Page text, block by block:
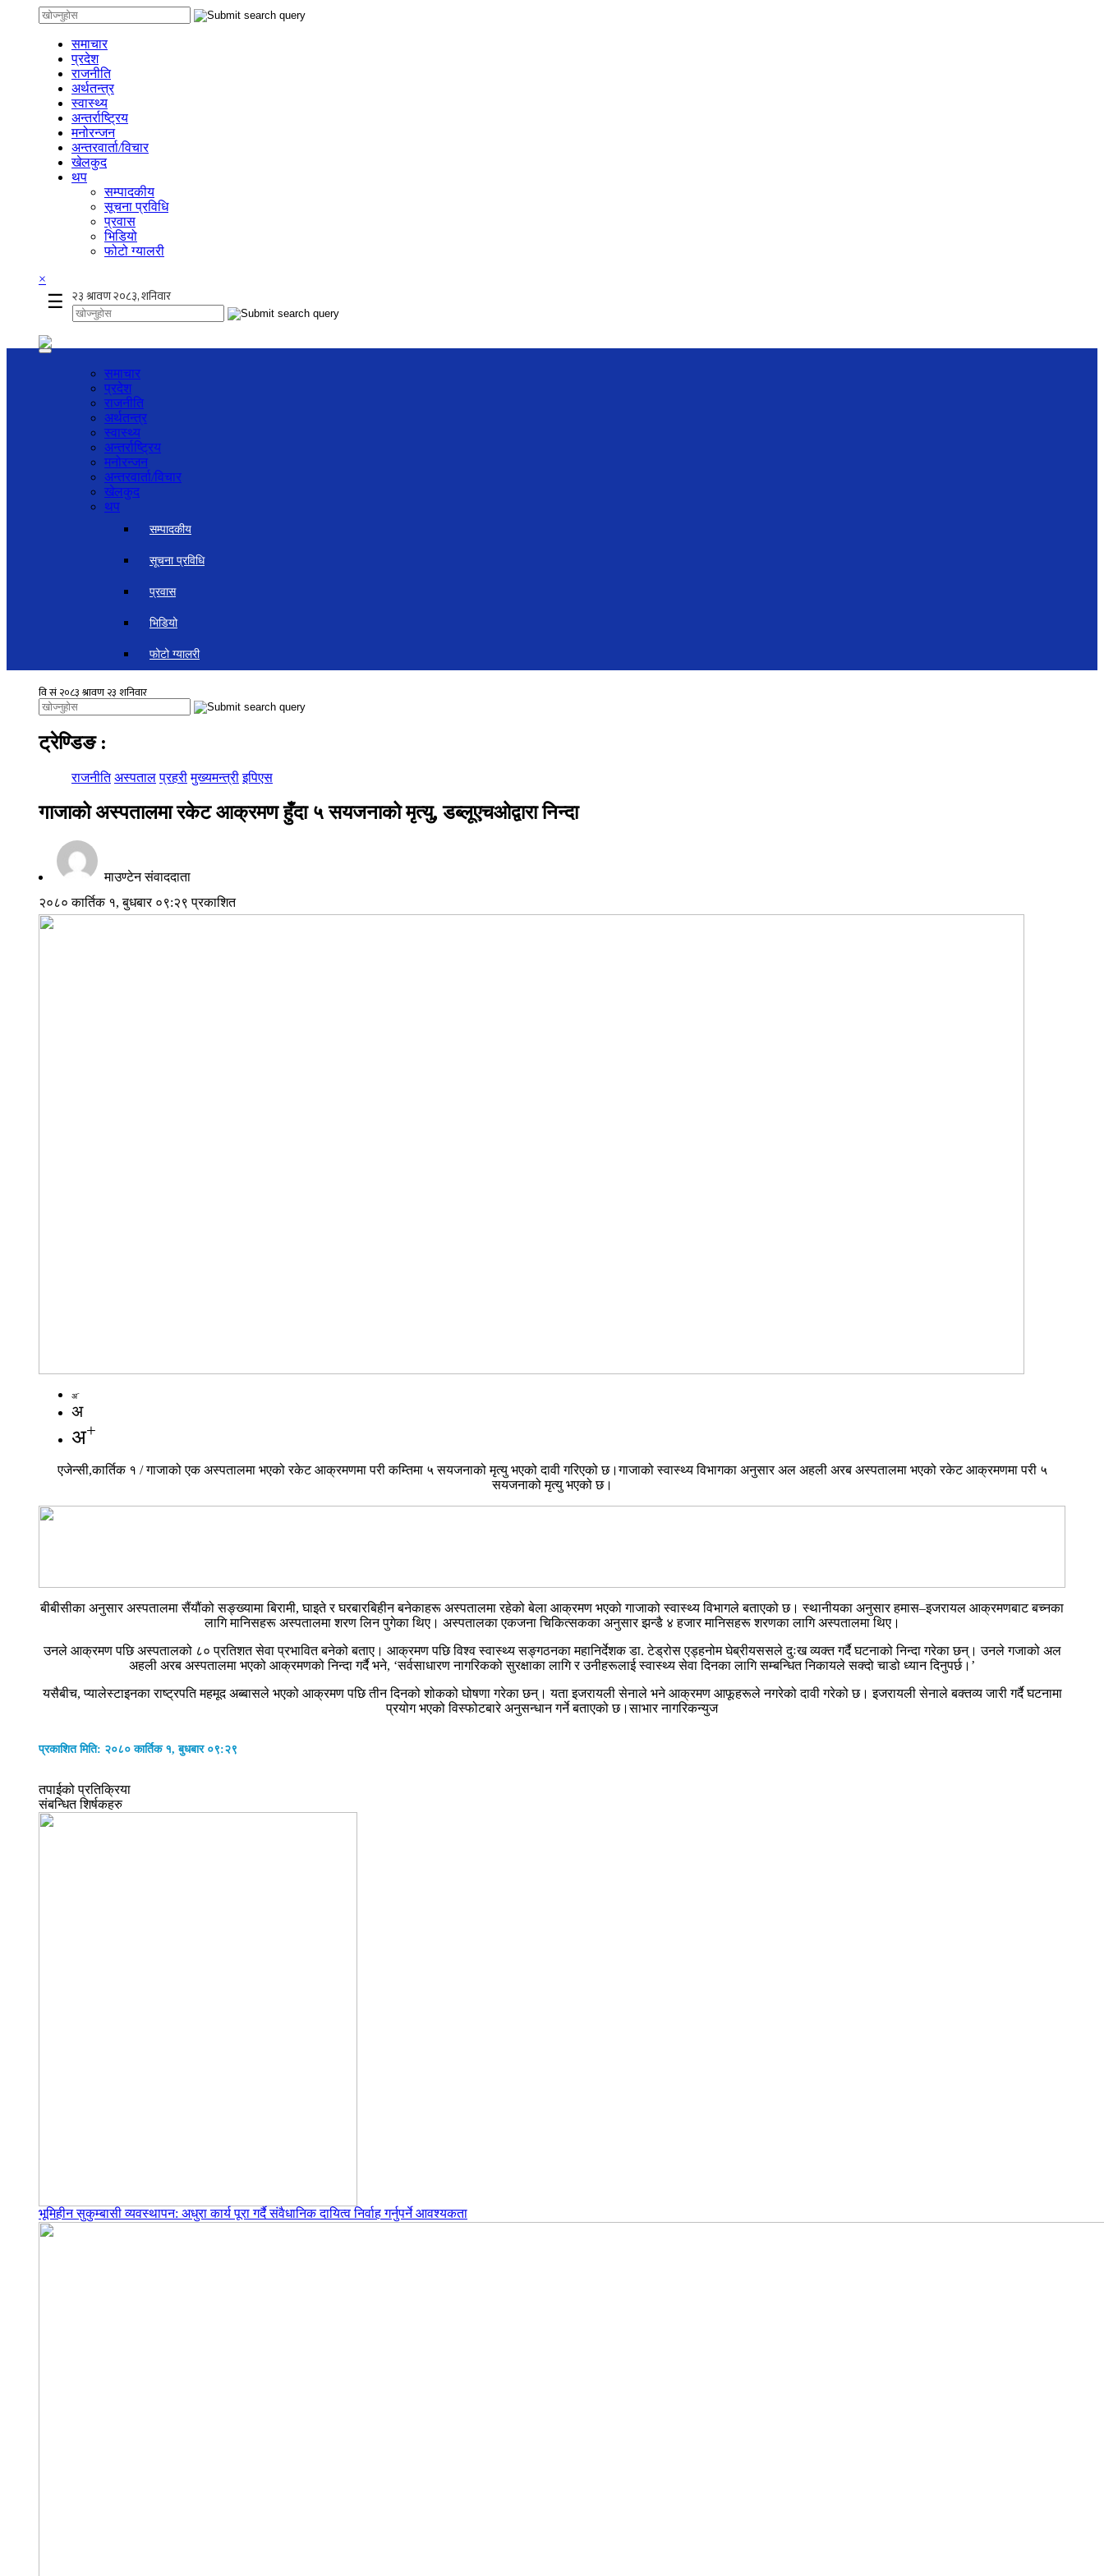
समाचार
प्रदेश
राजनीति
अर्थतन्त्र
स्वास्थ्य
अन्तर्राष्ट्रिय
मनोरन्जन
अन्तरवार्ता/विचार
खेलकुद
थप
सम्पादकीय
सूचना प्रविधि
प्रवास
भिडियो
फोटो ग्यालरी
×
☰
समाचार
प्रदेश
राजनीति
अर्थतन्त्र
स्वास्थ्य
अन्तर्राष्ट्रिय
मनोरन्जन
अन्तरवार्ता/विचार
खेलकुद
थप
सम्पादकीय
सूचना प्रविधि
प्रवास
भिडियो
फोटो ग्यालरी
ट्रेण्डिङ :
राजनीति अस्पताल प्रहरी मुख्यमन्त्री इपिएस
गाजाको अस्पतालमा रकेट आक्रमण हुँदा ५ सयजनाको मृत्यु, डब्लूएचओद्वारा निन्दा
माउण्टेन संवाददाता
२०८० कार्तिक १, बुधबार ०९:२९ प्रकाशित
अ-
अ
अ+
एजेन्सी,कार्तिक १ / गाजाको एक अस्पतालमा भएको रकेट आक्रमणमा परी कम्तिमा ५ सयजनाको मृत्यु भएको दावी गरिएको छ।गाजाको स्वास्थ्य विभागका अनुसार अल अहली अरब अस्पतालमा भएको रकेट आक्रमणमा परी ५
सयजनाको मृत्यु भएको छ।
बीबीसीका अनुसार अस्पतालमा सैंयौंको सङ्ख्यामा बिरामी, घाइते र घरबारबिहीन बनेकाहरू अस्पतालमा रहेको बेला आक्रमण भएको गाजाको स्वास्थ्य विभागले बताएको छ। स्थानीयका अनुसार हमास–इजरायल आक्रमणबाट बच्नका
लागि मानिसहरू अस्पतालमा शरण लिन पुगेका थिए। अस्पतालका एकजना चिकित्सकका अनुसार झन्डै ४ हजार मानिसहरू शरणका लागि अस्पतालमा थिए।
उनले आक्रमण पछि अस्पतालको ८० प्रतिशत सेवा प्रभावित बनेको बताए। आक्रमण पछि विश्व स्वास्थ्य सङ्गठनका महानिर्देशक डा. टेड्रोस एड्हनोम घेब्रीयससले दुःख व्यक्त गर्दै घटनाको निन्दा गरेका छन्। उनले गजाको अल
अहली अरब अस्पतालमा भएको आक्रमणको निन्दा गर्दै भने, ‘सर्वसाधारण नागरिकको सुरक्षाका लागि र उनीहरूलाई स्वास्थ्य सेवा दिनका लागि सम्बन्धित निकायले सक्दो चाडो ध्यान दिनुपर्छ।’
यसैबीच, प्यालेस्टाइनका राष्ट्रपति महमूद अब्बासले भएको आक्रमण पछि तीन दिनको शोकको घोषणा गरेका छन्। यता इजरायली सेनाले भने आक्रमण आफूहरूले नगरेको दावी गरेको छ। इजरायली सेनाले बक्तव्य जारी गर्दै घटनामा
प्रयोग भएको विस्फोटबारे अनुसन्धान गर्ने बताएको छ।साभार नागरिकन्युज
प्रकाशित मिति: २०८० कार्तिक १, बुधबार ०९:२९
तपाईको प्रतिक्रिया
संबन्धित शिर्षकहरु
भूमिहीन सुकुम्बासी व्यवस्थापन: अधुरा कार्य पूरा गर्दै संवैधानिक दायित्व निर्वाह गर्नुपर्ने आवश्यकता